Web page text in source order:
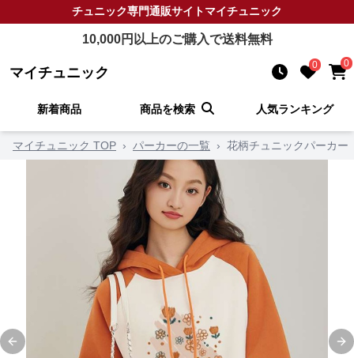
チュニック専門通販サイトマイチュニック
10,000円以上のご購入で送料無料
マイチュニック 0 0
新着商品 商品を検索 人気ランキング
マイチュニック TOP › パーカーの一覧 › 花柄チュニックパーカー
Previous slide